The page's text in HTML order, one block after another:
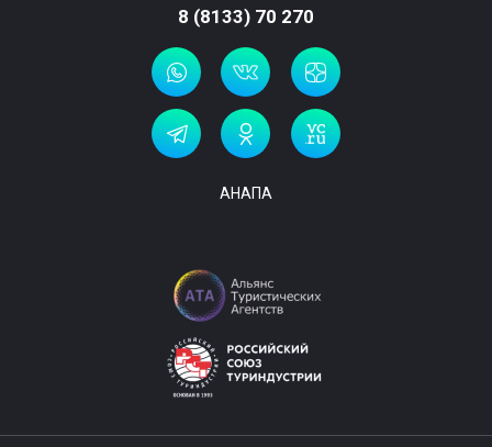
8 (8133) 70 270
АНАПА